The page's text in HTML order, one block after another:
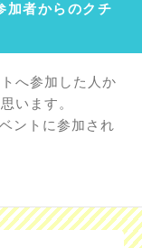
加者からのクチ
へ参加した人か
います。
ントに参加され